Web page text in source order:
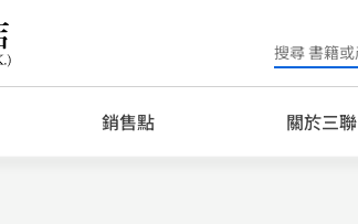
Search
for:
銷售點 關於三聯